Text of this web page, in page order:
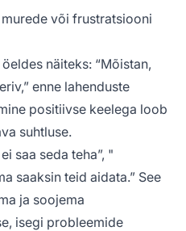
või frustratsiooni
näiteks: “Mõistan,
enne lahenduste
positiivse keelega loob
suhtluse.
saa seda teha”, "
saaksin teid aidata.” See
ja soojema
isegi probleemide